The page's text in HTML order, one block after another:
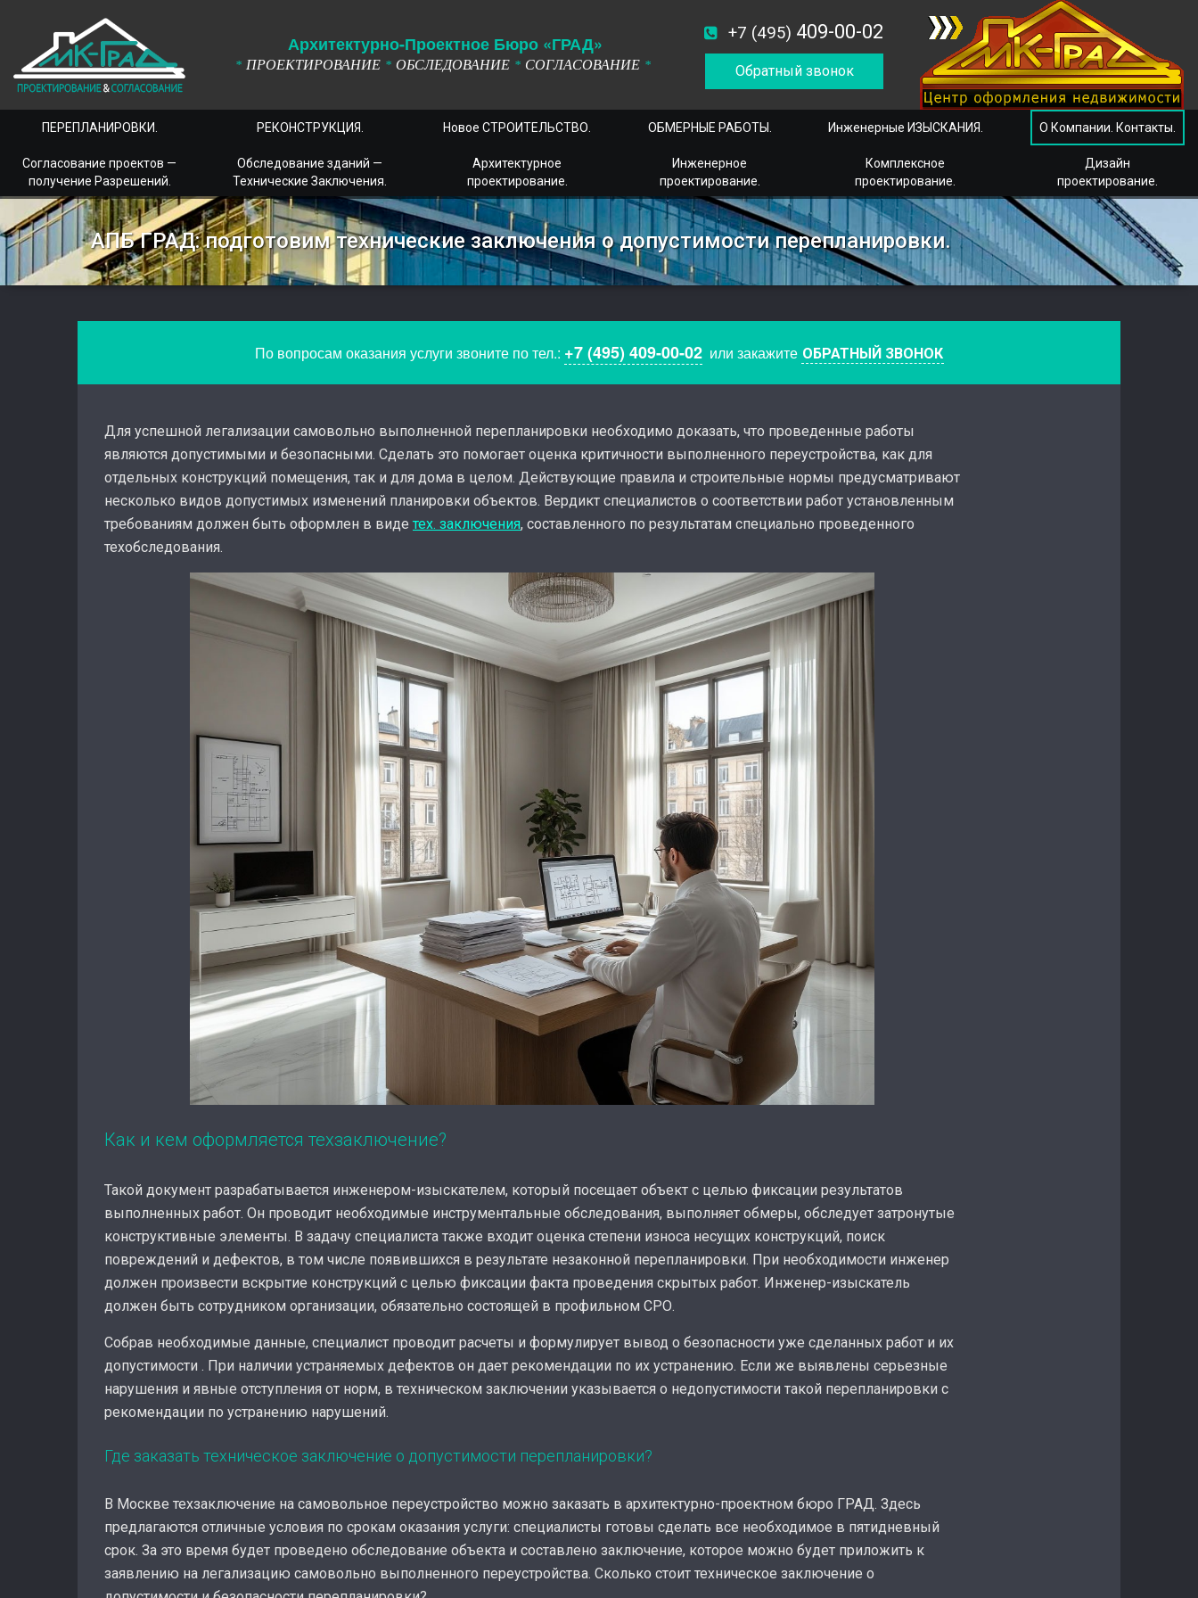
Архитектурно-Проектное Бюро «ГРАД»
* ПРОЕКТИРОВАНИЕ * ОБСЛЕДОВАНИЕ * СОГЛАСОВАНИЕ *
+7 (495) 409-00-02
Обратный звонок
ПЕРЕПЛАНИРОВКИ. РЕКОНСТРУКЦИЯ. Новое СТРОИТЕЛЬСТВО. ОБМЕРНЫЕ РАБОТЫ. Инженерные ИЗЫСКАНИЯ. О Компании. Контакты.
Согласование проектов —
получение Разрешений.
Обследование зданий —
Технические Заключения.
Архитектурное
проектирование.
Инженерное
проектирование.
Комплексное
проектирование.
Дизайн
проектирование.
АПБ ГРАД: подготовим технические заключения о допустимости перепланировки.
По вопросам оказания услуги звоните по тел.: +7 (495) 409-00-02или закажите ОБРАТНЫЙ ЗВОНОК
Для успешной легализации самовольно выполненной перепланировки необходимо доказать, что проведенные работы
являются допустимыми и безопасными. Сделать это помогает оценка критичности выполненного переустройства, как для
отдельных конструкций помещения, так и для дома в целом. Действующие правила и строительные нормы предусматривают
несколько видов допустимых изменений планировки объектов. Вердикт специалистов о соответствии работ установленным
требованиям должен быть оформлен в виде тех. заключения, составленного по результатам специально проведенного
техобследования.
Как и кем оформляется техзаключение?
Такой документ разрабатывается инженером-изыскателем, который посещает объект с целью фиксации результатов
выполненных работ. Он проводит необходимые инструментальные обследования, выполняет обмеры, обследует затронутые
конструктивные элементы. В задачу специалиста также входит оценка степени износа несущих конструкций, поиск
повреждений и дефектов, в том числе появившихся в результате незаконной перепланировки. При необходимости инженер
должен произвести вскрытие конструкций с целью фиксации факта проведения скрытых работ. Инженер-изыскатель
должен быть сотрудником организации, обязательно состоящей в профильном СРО.
Собрав необходимые данные, специалист проводит расчеты и формулирует вывод о безопасности уже сделанных работ и их
допустимости . При наличии устраняемых дефектов он дает рекомендации по их устранению. Если же выявлены серьезные
нарушения и явные отступления от норм, в техническом заключении указывается о недопустимости такой перепланировки с
рекомендации по устранению нарушений.
Где заказать техническое заключение о допустимости перепланировки?
В Москве техзаключение на самовольное переустройство можно заказать в архитектурно-проектном бюро ГРАД. Здесь
предлагаются отличные условия по срокам оказания услуги: специалисты готовы сделать все необходимое в пятидневный
срок. За это время будет проведено обследование объекта и составлено заключение, которое можно будет приложить к
заявлению на легализацию самовольно выполненного переустройства. Сколько стоит техническое заключение о